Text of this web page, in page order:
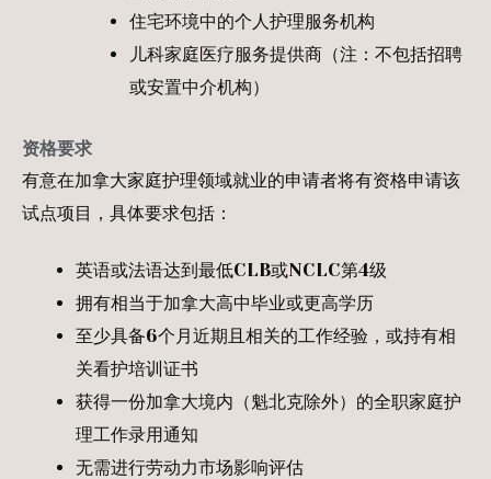
住宅环境中的个人护理服务机构
儿科家庭医疗服务提供商（注：不包括招聘
或安置中介机构）
资格要求
有意在加拿大家庭护理领域就业的申请者将有资格申请该
试点项目，具体要求包括：
英语或法语达到最低CLB或NCLC第4级
拥有相当于加拿大高中毕业或更高学历
至少具备6个月近期且相关的工作经验，或持有相
关看护培训证书
获得一份加拿大境内（魁北克除外）的全职家庭护
理工作录用通知
无需进行劳动力市场影响评估